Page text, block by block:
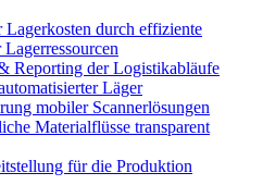
Lagerkosten durch effiziente
Reporting der Logistikabläufe
Läger
mobiler Scannerlösungen
Materialflüsse transparent
für die Produktion